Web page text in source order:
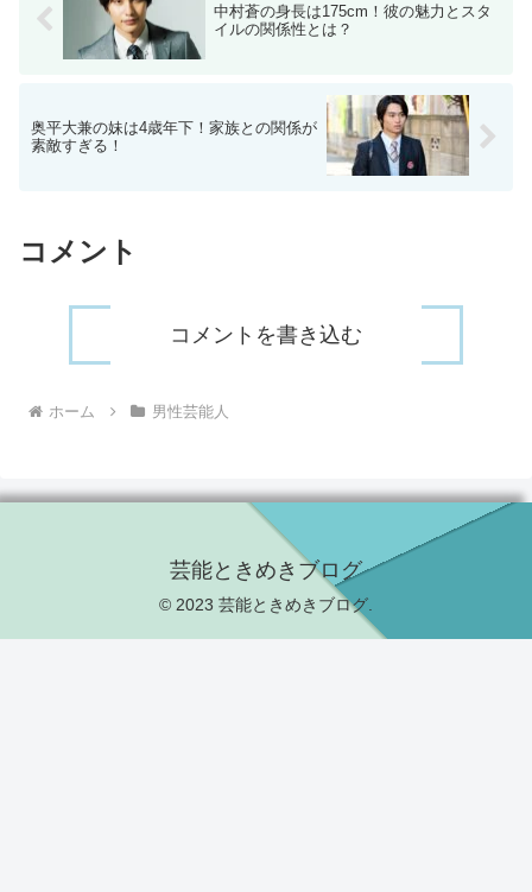
中村蒼の身長は175cm！彼の魅力とスタ
イルの関係性とは？
奥平大兼の妹は4歳年下！家族との関係が
素敵すぎる！
コメント
コメントを書き込む
ホーム 男性芸能人
芸能ときめきブログ
© 2023 芸能ときめきブログ.